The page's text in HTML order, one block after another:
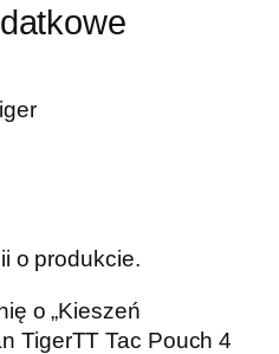
o produkcie.
o „Kieszeń
TigerTT Tac Pouch 4